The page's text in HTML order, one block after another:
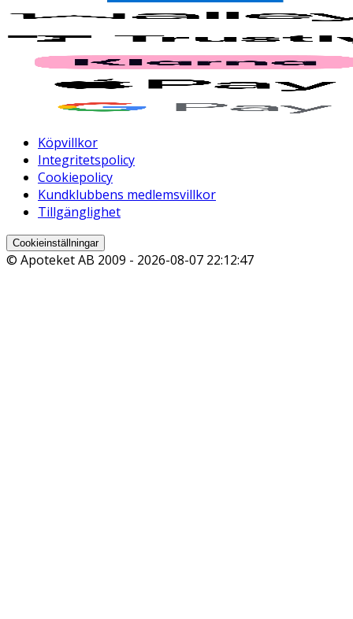
Köpvillkor
Integritetspolicy
Cookiepolicy
Kundklubbens medlemsvillkor
Tillgänglighet
Cookieinställningar
© Apoteket AB 2009 - 2026-08-07 22:12:47